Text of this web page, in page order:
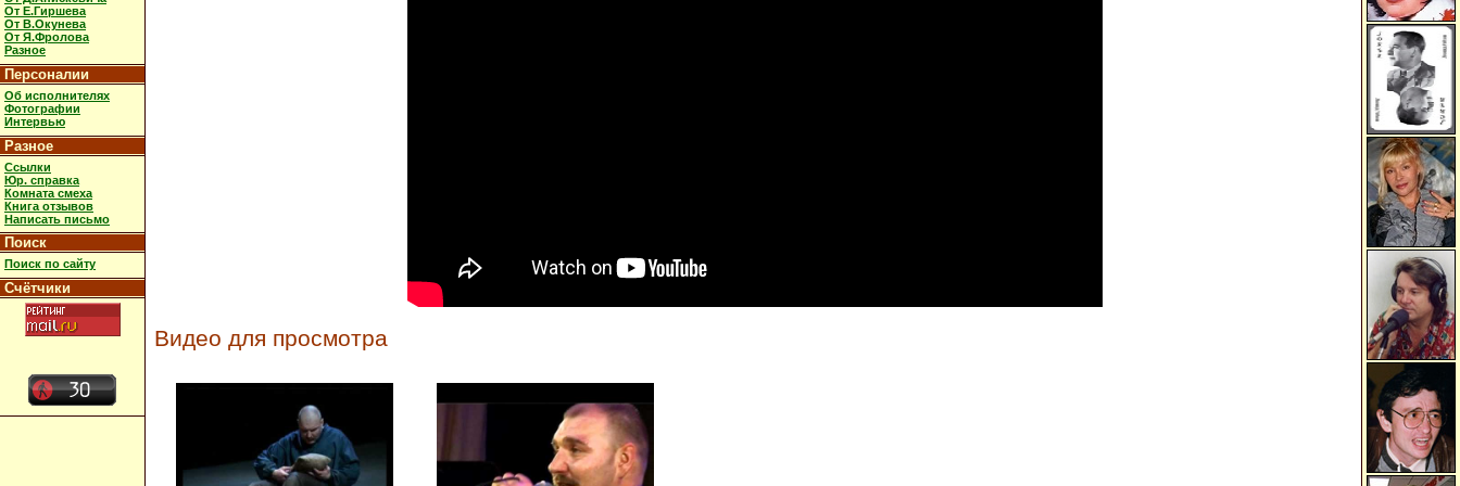
От Е.Гиршева
От В.Окунева
От Я.Фролова
Разное
Персоналии
Об исполнителях
Фотографии
Интервью
Разное
Ссылки
Юр. справка
Комната смеха
Книга отзывов
Написать письмо
Поиск
Поиск по сайту
Счётчики
Видео для просмотра